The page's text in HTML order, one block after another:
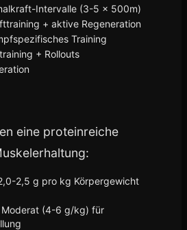
Intervalle (3-5 x 500m)
+ aktive Regeneration
Training
+ Rollouts
eine proteinreiche
2,5 g pro kg Körpergewicht
Moderat (4-6 g/kg) für